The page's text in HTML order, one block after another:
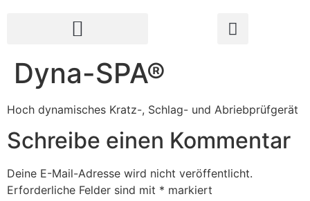
Dyna-SPA®
Hoch dynamisches Kratz-, Schlag- und Abriebprüfgerät
Schreibe einen Kommentar
Deine E-Mail-Adresse wird nicht veröffentlicht.
Erforderliche Felder sind mit * markiert